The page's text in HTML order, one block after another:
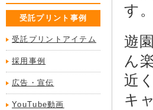
受託プリント事例
受託プリントアイテム
採用事例
広告・宣伝
YouTube動画
す。
遊
ん
近
キ